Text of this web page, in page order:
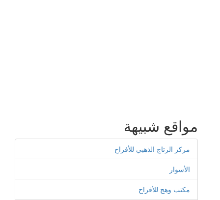
مواقع شبيهة
مركز الرتاج الذهبي للأفراح
الأسوار
مكتب وهج للأفراح